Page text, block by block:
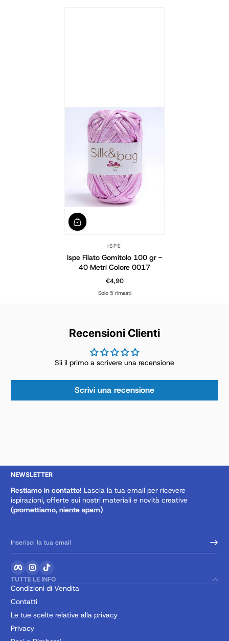
ISPE
Ispe Filato Gomitolo 100 gr -
40 Metri Colore 0017
Prezzo normale
€4,90
Solo 5 rimasti
Recensioni Clienti
Sii il primo a scrivere una recensione
Scrivi una recensione
NEWSLETTER
Restiamo in contatto! Lascia la tua email per ricevere
ispirazioni, offerte sui nostri materiali e novità creative
(promettiamo, niente spam)
Inserisci la tua email
FacebookInstagram
TUTTE LE INFO
Condizioni di Vendita
Contatti
Le tue scelte relative alla privacy
Privacy